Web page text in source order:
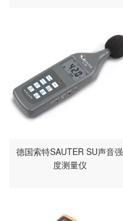
德国索特SAUTER SU声音强
度测量仪